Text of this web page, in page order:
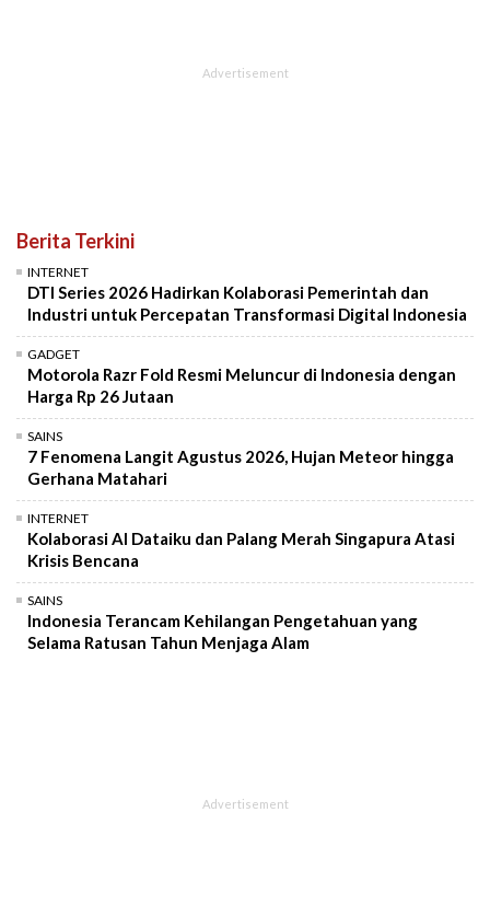
Berita Terkini
INTERNET
DTI Series 2026 Hadirkan Kolaborasi Pemerintah dan
Industri untuk Percepatan Transformasi Digital Indonesia
GADGET
Motorola Razr Fold Resmi Meluncur di Indonesia dengan
Harga Rp 26 Jutaan
SAINS
7 Fenomena Langit Agustus 2026, Hujan Meteor hingga
Gerhana Matahari
INTERNET
Kolaborasi AI Dataiku dan Palang Merah Singapura Atasi
Krisis Bencana
SAINS
Indonesia Terancam Kehilangan Pengetahuan yang
Selama Ratusan Tahun Menjaga Alam